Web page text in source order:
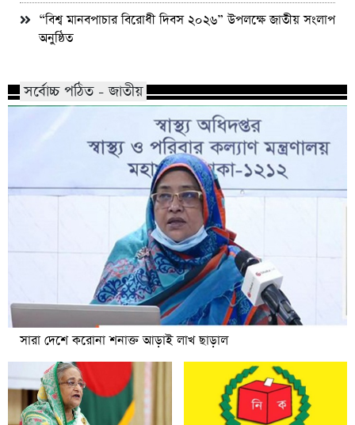
“বিশ্ব মানবপাচার বিরোধী দিবস ২০২৬” উপলক্ষে জাতীয় সংলাপ
অনুষ্ঠিত
সর্বোচ্চ পঠিত - জাতীয়
সারা দেশে করোনা শনাক্ত আড়াই লাখ ছাড়াল